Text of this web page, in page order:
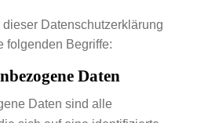
Datenschutzerklärung
folgenden Begriffe:
Daten
Daten sind alle